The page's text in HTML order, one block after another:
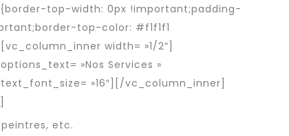
top-width: 0px !important;padding-
top-color: #f1f1f1
width= »1/2″]
»Nos Services »
»16″][/vc_column_inner]
etc.